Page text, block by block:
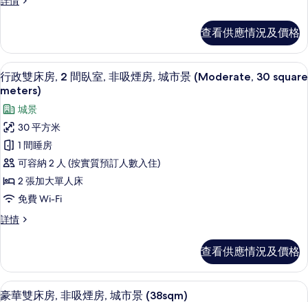
床
非
吸
煙
房
(17sqm,
No
view)
的
相
片
房,
非
吸
煙
(17sqm,
No
view)
詳
情
查看供應情況及價格
載
入
所
有
行
政
雙
床
房,
2
臥
室,
行政雙床房, 2 間臥室, 非吸煙房, 城
7
行政雙床房, 2 間臥室, 非吸煙房, 城市景 (Moderate, 30 square
meters)
城景
30 平方米
1 間睡房
可容納 2 人 (按實質預訂人數入住)
2 張加大單人床
免費 Wi-Fi
詳情
行
房,
間
查看供應情況及價格
載
豪華雙床房, 非吸煙房, 城市景
6
豪華雙床房, 非吸煙房, 城市景 (38sqm)